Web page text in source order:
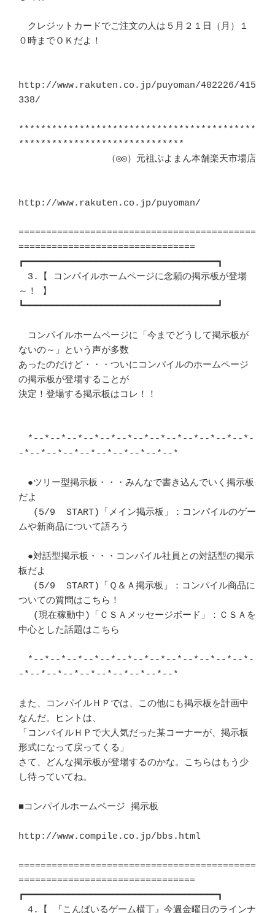
クレジットカードでご注文の人は５月２１日（月）１
０時までＯＫだよ！
http://www.rakuten.co.jp/puyoman/402226/415
338/
*******************************************
******************************
http://www.rakuten.co.jp/puyoman/
===========================================
================================
┏━━━━━━━━━━━━━━━━━━━━━━━━━━━━━━━━━━━┓
3.【 コンパイルホームページに念願の掲示板が登場
～！ 】
┗━━━━━━━━━━━━━━━━━━━━━━━━━━━━━━━━━━━┛
コンパイルホームページに「今までどうして掲示板が
ないの～」という声が多数
あったのだけど・・・ついにコンパイルのホームページ
の掲示板が登場することが
決定！登場する掲示板はコレ！！
*--*--*--*--*--*--*--*--*--*--*--*--*--*-
-*--*--*--*--*--*--*--*--*--*
●ツリー型掲示板・・・みんなで書き込んでいく掲示板
だよ
(5/9  START)「メイン掲示板」：コンパイルのゲー
ムや新商品について語ろう
●対話型掲示板・・・コンパイル社員との対話型の掲示
板だよ
(5/9  START)「Ｑ＆Ａ掲示板」：コンパイル商品に
ついての質問はこちら！
(現在稼動中)「ＣＳＡメッセージボード」：ＣＳＡを
中心とした話題はこちら
*--*--*--*--*--*--*--*--*--*--*--*--*--*-
-*--*--*--*--*--*--*--*--*--*
また、コンパイルＨＰでは、この他にも掲示板を計画中
なんだ。ヒントは、
「コンパイルＨＰで大人気だった某コーナーが、掲示板
形式になって戻ってくる」
さて、どんな掲示板が登場するのかな。こちらはもう少
し待っていてね。
■コンパイルホームページ 掲示板
http://www.compile.co.jp/bbs.html
===========================================
================================
┏━━━━━━━━━━━━━━━━━━━━━━━━━━━━━━━━━━━┓
4.【 『こんぱいるゲーム横丁』今週金曜日のラインナ